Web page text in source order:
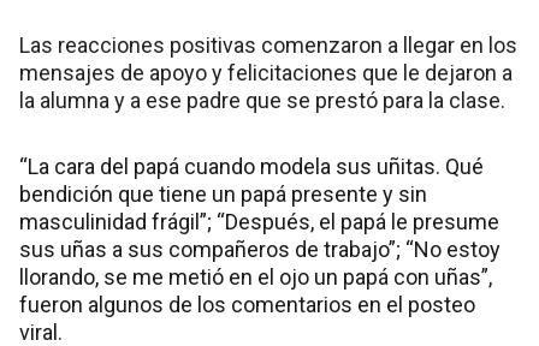
Las reacciones positivas comenzaron a llegar en los
mensajes de apoyo y felicitaciones que le dejaron a
la alumna y a ese padre que se prestó para la clase.
“La cara del papá cuando modela sus uñitas. Qué
bendición que tiene un papá presente y sin
masculinidad frágil”; “Después, el papá le presume
sus uñas a sus compañeros de trabajo”; “No estoy
llorando, se me metió en el ojo un papá con uñas”,
fueron algunos de los comentarios en el posteo
viral.